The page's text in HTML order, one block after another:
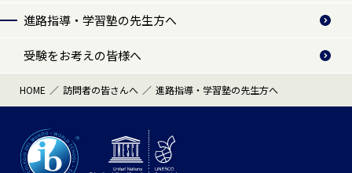
進路指導・学習塾の先生方へ
受験をお考えの皆様へ
HOME 訪問者の皆さんへ 進路指導・学習塾の先生方へ